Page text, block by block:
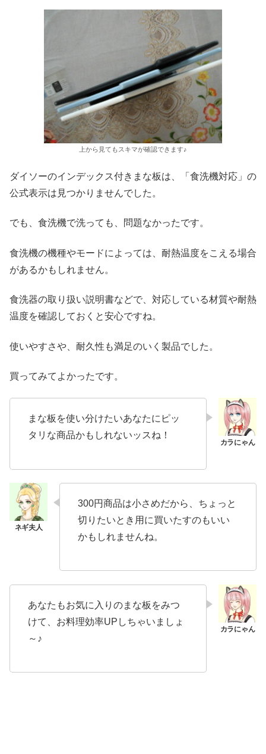
上から見てもスキマが確認できます♪
ダイソーのインデックス付きまな板は、「食洗機対応」の
公式表示は見つかりませんでした。
でも、食洗機で洗っても、問題なかったです。
食洗機の機種やモードによっては、耐熱温度をこえる場合
があるかもしれません。
食洗器の取り扱い説明書などで、対応している材質や耐熱
温度を確認しておくと安心ですね。
使いやすさや、耐久性も満足のいく製品でした。
買ってみてよかったです。
まな板を使い分けたいあなたにピッ
タリな商品かもしれないッスね！
300円商品は小さめだから、ちょっと
切りたいとき用に買いたすのもいい
かもしれませんね。
あなたもお気に入りのまな板をみつ
けて、お料理効率UPしちゃいましょ
～♪